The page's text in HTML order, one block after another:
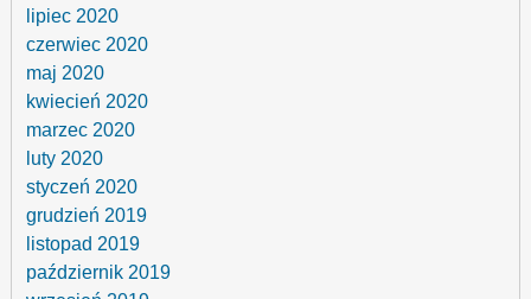
lipiec 2020
czerwiec 2020
maj 2020
kwiecień 2020
marzec 2020
luty 2020
styczeń 2020
grudzień 2019
listopad 2019
październik 2019